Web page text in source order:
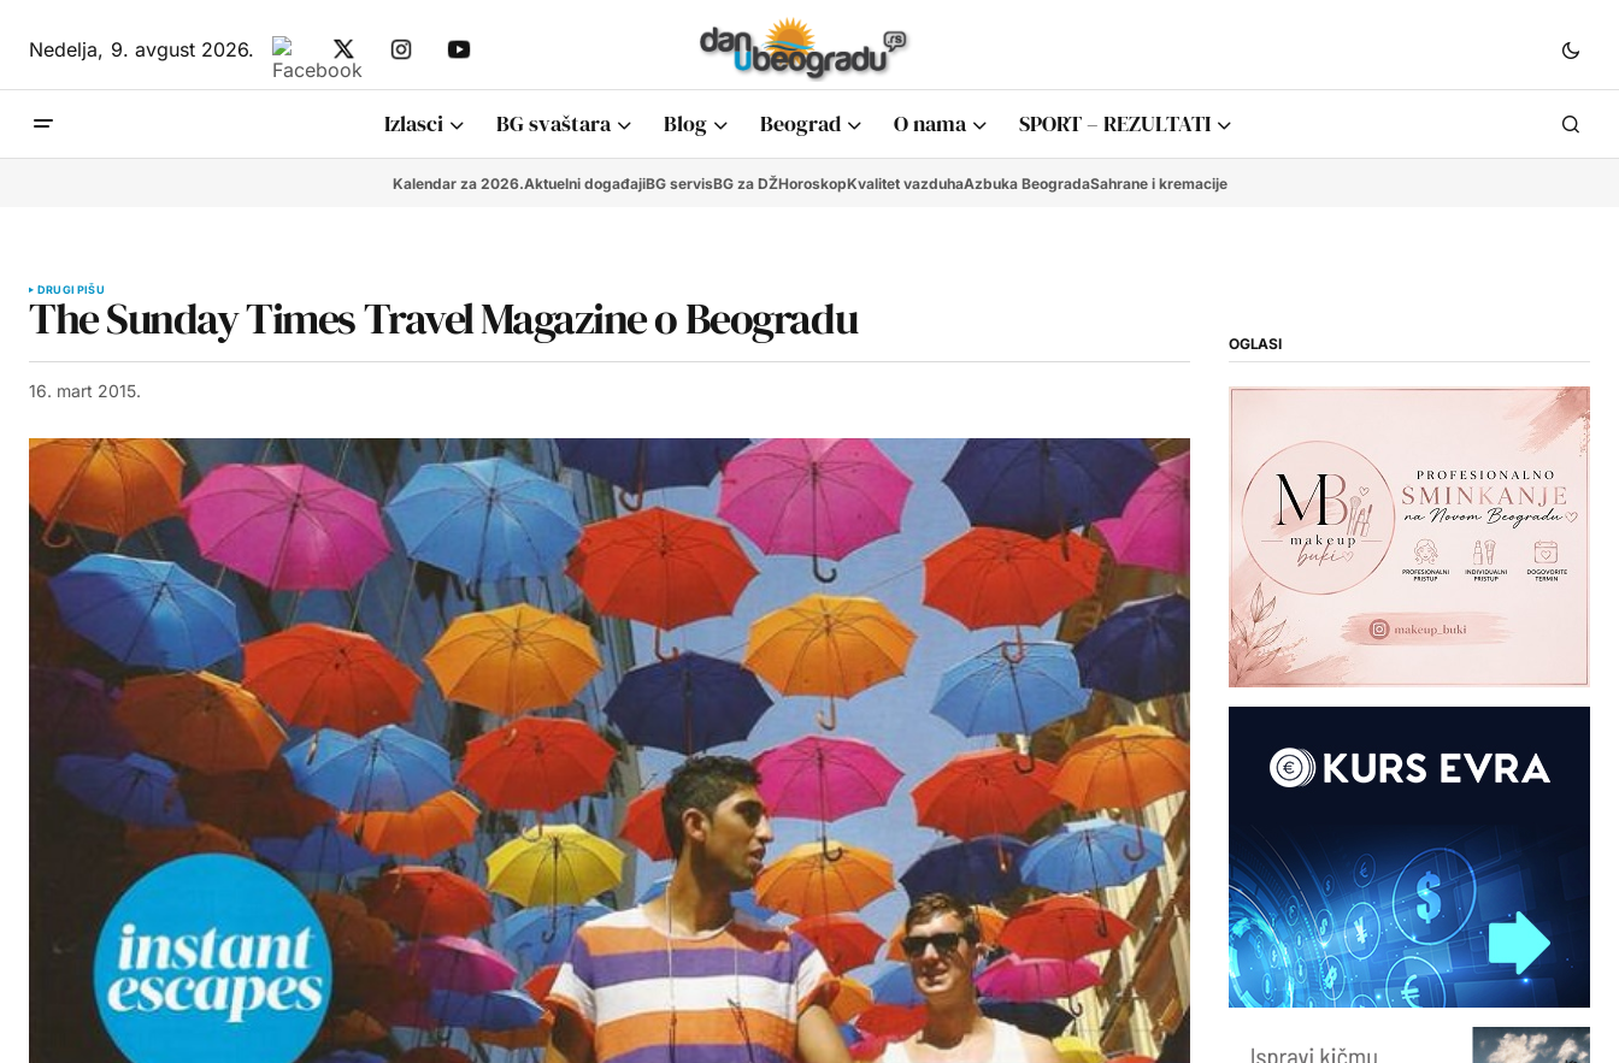
Nedelja,9. avgust 2026.
Izlasci BG svaštara Blog Beograd O nama SPORT – REZULTATI
Kalendar za 2026.Aktuelni događajiBG servisBG za DŽHoroskopKvalitet vazduhaAzbuka BeogradaSahrane i kremacije
DRUGI PIŠU
The Sunday Times Travel Magazine o Beogradu
16. mart 2015.
OGLASI